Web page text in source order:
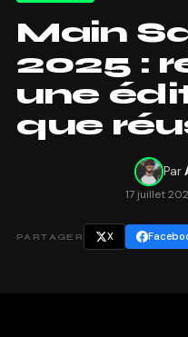
Main
2025 :
une
que
Par
17 juillet
PARTAGER X